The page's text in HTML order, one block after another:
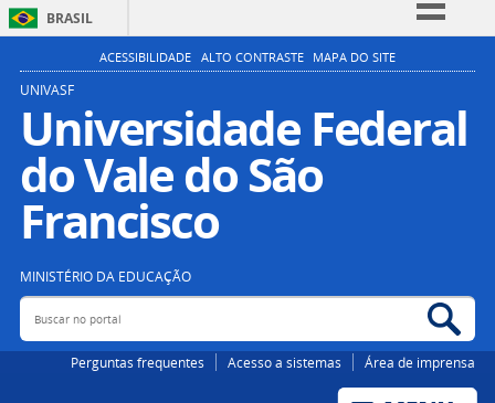
BRASIL
Simplifique!
Participe
Acesso à informação
Legislação
ACESSIBILIDADE ALTO CONTRASTE MAPA DO SITE
UNIVASF
Universidade Federal
do Vale do São
Francisco
MINISTÉRIO DA EDUCAÇÃO
Buscar no portal
Perguntas frequentes Acesso a sistemas Área de imprensa